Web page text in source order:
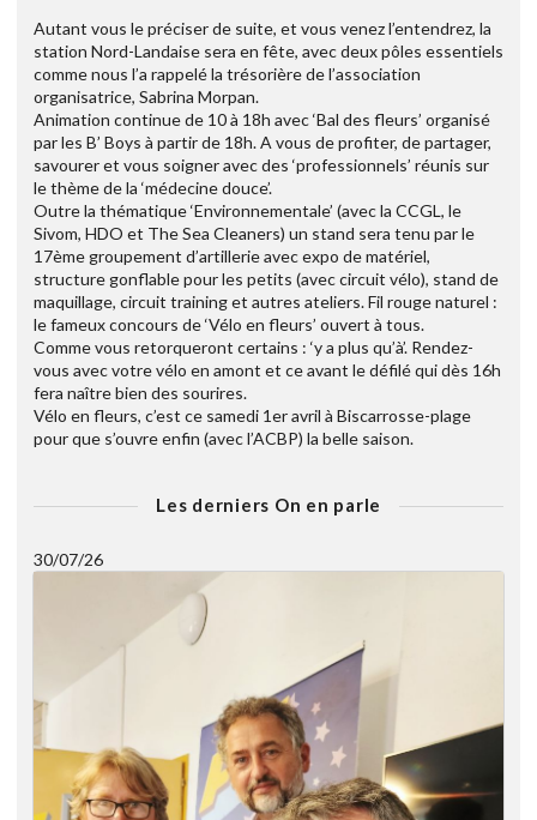
Autant vous le préciser de suite, et vous venez l’entendrez, la
station Nord-Landaise sera en fête, avec deux pôles essentiels
comme nous l’a rappelé la trésorière de l’association
organisatrice, Sabrina Morpan.
Animation continue de 10 à 18h avec ‘Bal des fleurs’ organisé
par les B’ Boys à partir de 18h. A vous de profiter, de partager,
savourer et vous soigner avec des ‘professionnels’ réunis sur
le thème de la ‘médecine douce’.
Outre la thématique ‘Environnementale’ (avec la CCGL, le
Sivom, HDO et The Sea Cleaners) un stand sera tenu par le
17ème groupement d’artillerie avec expo de matériel,
structure gonflable pour les petits (avec circuit vélo), stand de
maquillage, circuit training et autres ateliers. Fil rouge naturel :
le fameux concours de ‘Vélo en fleurs’ ouvert à tous.
Comme vous retorqueront certains : ‘y a plus qu’à’. Rendez-
vous avec votre vélo en amont et ce avant le défilé qui dès 16h
fera naître bien des sourires.
Vélo en fleurs, c’est ce samedi 1er avril à Biscarrosse-plage
pour que s’ouvre enfin (avec l’ACBP) la belle saison.
Les derniers On en parle
30/07/26